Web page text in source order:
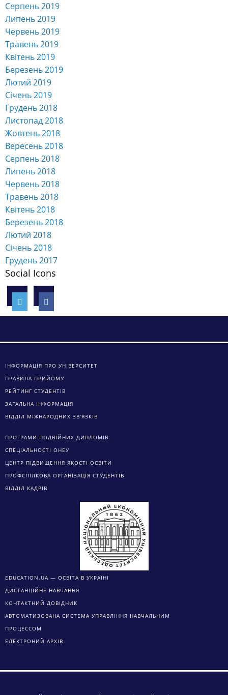
Серпень 2019
Липень 2019
Червень 2019
Травень 2019
Квітень 2019
Березень 2019
Лютий 2019
Січень 2019
Грудень 2018
Листопад 2018
Жовтень 2018
Вересень 2018
Серпень 2018
Липень 2018
Червень 2018
Травень 2018
Квітень 2018
Березень 2018
Лютий 2018
Січень 2018
Грудень 2017
Social Icons
ІНФОРМАЦІЯ ПРО УНІВЕРСИТЕТ
ПРАВИЛА ПРИЙОМУ
РЕЙТИНГ СТУДЕНТІВ
ЗАГАЛЬНА ІНФОРМАЦІЯ
ВІДДІЛ МІЖНАРОДНИХ ЗВ’ЯЗКІВ
ПРОГРАМИ ПОДВІЙНИХ ДИПЛОМІВ
СПЕЦІАЛЬНОСТІ ОНЕУ
ЦЕНТР ПІДВИЩЕННЯ ЯКОСТІ ОСВІТИ
ПРОФСПІЛКОВА ОРГАНІЗАЦІЯ СТУДЕНТІВ
ВІДДІЛ КАДРІВ
EDUCATION.UA — ОСВІТА В УКРАЇНІ
ДИСТАНЦІЙНЕ НАВЧАННЯ
КОНТАКТНИЙ ДОВІДНИК
АВТОМАТИЗОВАНА СИСТЕМА УПРАВЛІННЯ НАВЧАЛЬНИМ
ПРОЦЕССОМ
ЕЛЕКТРОНИЙ АРХІВ